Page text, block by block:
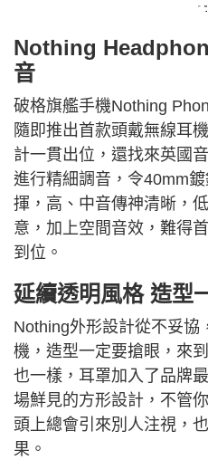
+2
Nothing
音
破格旗艦手機Nothing
隨即推出首款頭戴無線耳
計一貫出位，還找來英國
進行精細調音，令40mm
揮，高、中音傳神清晰，
意，加上空間音效，難得
到位。
延續透明風格 造型
Nothing外形設計從不妥協
機，造型一定要搶眼，來
也一樣，耳罩加入了品牌
場鮮見的方形設計，不管
頭上總會引來別人注視，
果。